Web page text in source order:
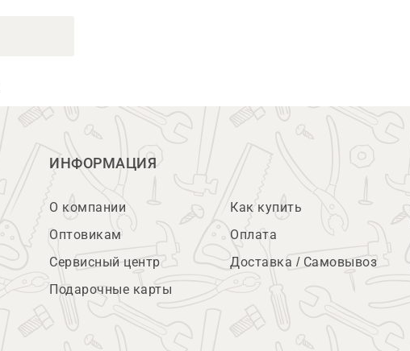
ИНФОРМАЦИЯ
О компании
Оптовикам
Сервисный центр
Подарочные карты
Как купить
Оплата
Доставка / Самовывоз